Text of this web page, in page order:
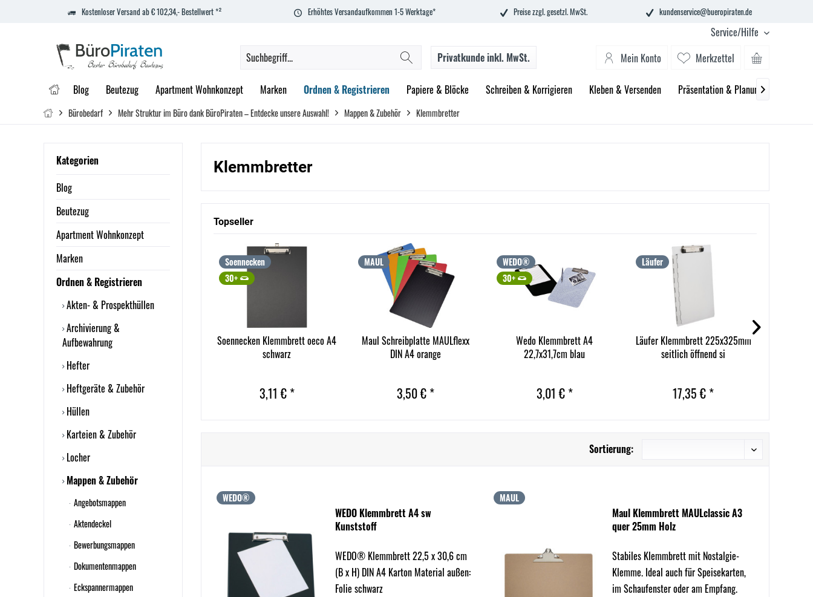
Kostenloser Versand ab € 102,34,- Bestellwert *² Erhöhtes Versandaufkommen 1-5 Werktage* Preise zzgl. gesetzl. MwSt. kundenservice@bueropiraten.de
Service/Hilfe
Merkzettel
Mein Konto
Privatkundeinkl. MwSt.
Blog Beutezug Apartment Wohnkonzept Marken Ordnen & Registrieren Papiere & Blöcke Schreiben & Korrigieren Kleben & Versenden Präsentation & Planung
Bürobedarf Mehr Struktur im Büro dank BüroPiraten – Entdecke unsere Auswahl! Mappen & Zubehör Klemmbretter
Kategorien
Blog
Beutezug
Apartment Wohnkonzept
Marken
Ordnen & Registrieren
Akten- & Prospekthüllen
Archivierung &
Aufbewahrung
Hefter
Heftgeräte & Zubehör
Hüllen
Karteien & Zubehör
Locher
Mappen & Zubehör
Angebotsmappen
Aktendeckel
Bewerbungsmappen
Dokumentenmappen
Eckspannermappen
Klemmbretter
Topseller
Soennecken
30+
Soennecken Klemmbrett oeco A4
schwarz
3,11 € *
MAUL
Maul Schreibplatte MAULflexx
DIN A4 orange
3,50 € *
WEDO®
30+
Wedo Klemmbrett A4
22,7x31,7cm blau
3,01 € *
Läufer
Läufer Klemmbrett 225x325mm
seitlich öffnend si
17,35 € *
Sortierung:
WEDO®
WEDO Klemmbrett A4 sw
Kunststoff
WEDO® Klemmbrett 22,5 x 30,6 cm
(B x H) DIN A4 Karton Material außen:
Folie schwarz
MAUL
Maul Klemmbrett MAULclassic A3
quer 25mm Holz
Stabiles Klemmbrett mit Nostalgie-
Klemme. Ideal auch für Speisekarten,
im Schaufenster oder am Empfang.